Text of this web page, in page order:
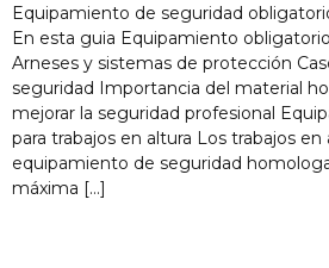
Equipamiento de seguridad
En esta guia Equipamiento
Arneses y sistemas de protección
seguridad Importancia del material
mejorar la seguridad profesional
para trabajos en altura Los trabajos
equipamiento de seguridad
máxima […]